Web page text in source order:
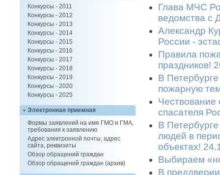
Конкурсы - 2011
Конкурсы - 2012
Конкурсы - 2013
Конкурсы - 2014
Конкурсы - 2015
Конкурсы - 2016
Конкурсы - 2017
Конкурсы - 2018
Конкурсы - 2019
Конкурсы - 2020
Конкурсы - 2025
Электронная приемная
Формы заявлений на имя ГМО и ГМА,
требования к заявлению
Адрес электронной почты, адрес
сайта, реквизиты
Обзор обращений граждан
Обзор обращений граждан (архив)
Глава МЧС
ведомства с
Александр
России -
Правила
праздников!
В
пожарную
Чествование
спасателя
В
людей в
объектах!
Выбираем
В преддверии